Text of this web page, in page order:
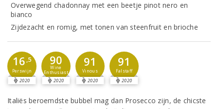
Overwegend chadonnay met een beetje pinot nero en
bianco
Zijdezacht en romig, met tonen van steenfruit en brioche
16 ,5
Perswijn
2020
90
Wine
Enthusiast
2020
91
Vinous
2020
91
Falstaff
2020
Italiës beroemdste bubbel mag dan Prosecco zijn, de chicste